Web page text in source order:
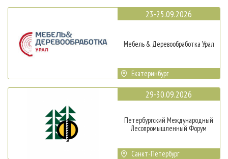
23-25.09.2026
Мебель & Деревообработка Урал
Екатеринбург
29-30.09.2026
Петербургский Международный
Лесопромышленный Форум
Санкт-Петербург